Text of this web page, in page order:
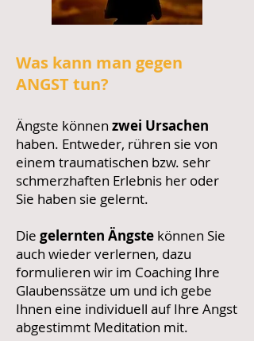
Was kann man gegen
ANGST tun?
Ängste können zwei Ursachen
haben. Entweder, rühren sie von
einem traumatischen bzw. sehr
schmerzhaften Erlebnis her oder
Sie haben sie gelernt.
Die gelernten Ängste können Sie
auch wieder verlernen, dazu
formulieren wir im Coaching Ihre
Glaubenssätze um und ich gebe
Ihnen eine individuell auf Ihre Angst
abgestimmt Meditation mit.